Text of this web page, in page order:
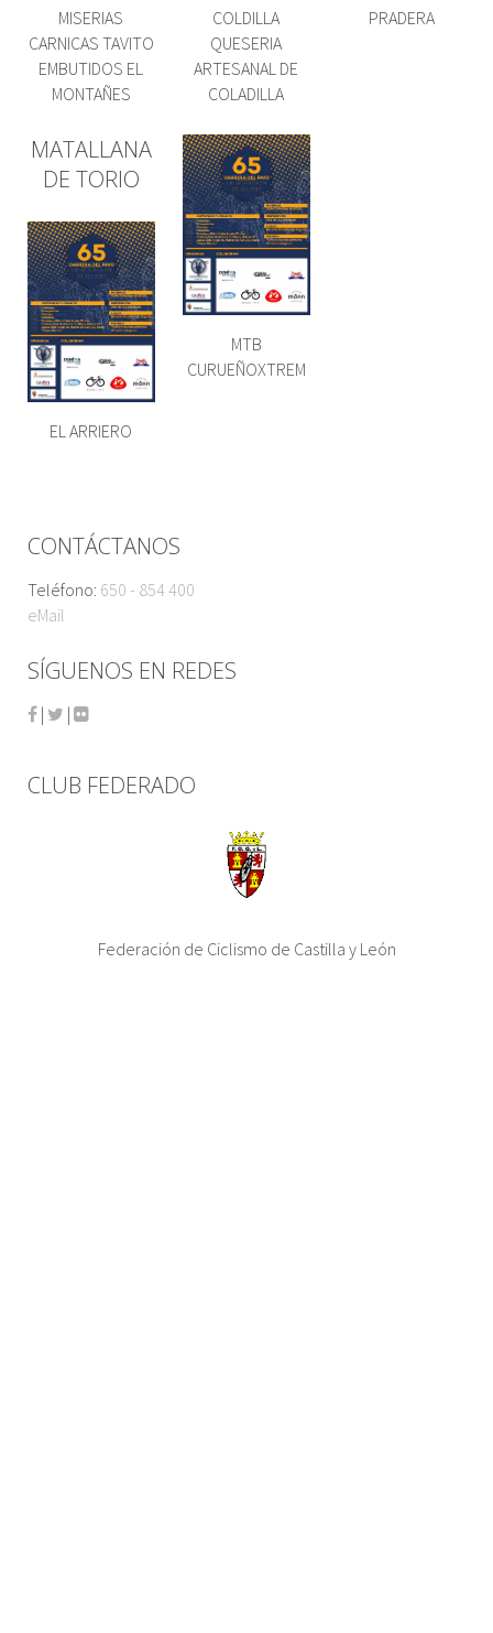
MISERIAS
CARNICAS TAVITO
EMBUTIDOS EL
MONTAÑES
COLDILLA
QUESERIA
ARTESANAL DE
COLADILLA
PRADERA
MATALLANA
DE TORIO
EL ARRIERO
MTB
CURUEÑOXTREM
CONTÁCTANOS
Teléfono: 650 - 854 400
eMail
SÍGUENOS EN REDES
| |
CLUB FEDERADO
Federación de Ciclismo de Castilla y León